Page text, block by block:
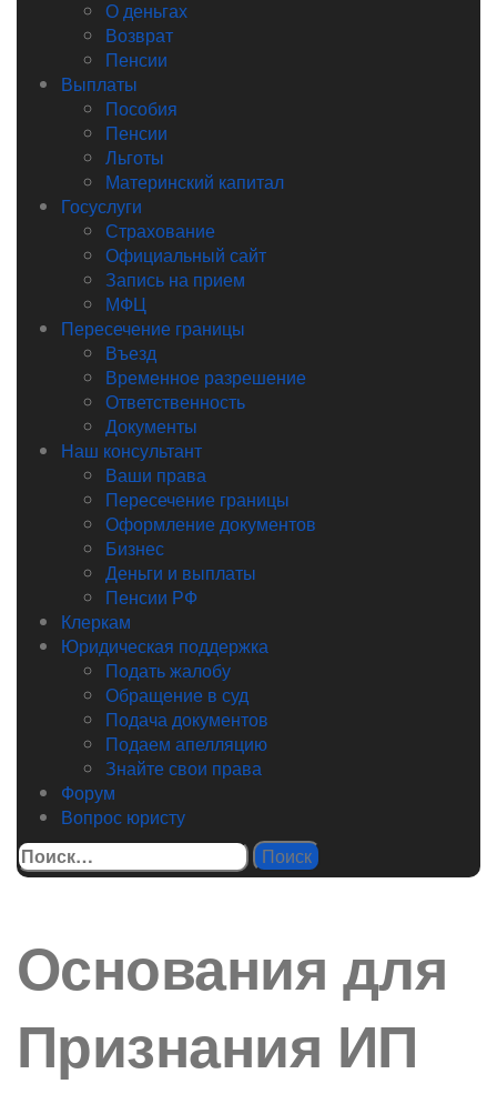
О деньгах
Возврат
Пенсии
Выплаты
Пособия
Пенсии
Льготы
Материнский капитал
Госуслуги
Страхование
Официальный сайт
Запись на прием
МФЦ
Пересечение границы
Въезд
Временное разрешение
Ответственность
Документы
Наш консультант
Ваши права
Пересечение границы
Оформление документов
Бизнес
Деньги и выплаты
Пенсии РФ
Клеркам
Юридическая поддержка
Подать жалобу
Обращение в суд
Подача документов
Подаем апелляцию
Знайте свои права
Форум
Вопрос юристу
Найти:
Основания для
Признания ИП